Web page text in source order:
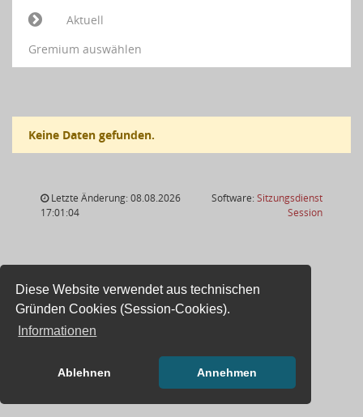
Diese Website verwendet aus technischen
Gründen Cookies (Session-Cookies).
Informationen
Ablehnen Annehmen
Aktuell
Gremium auswählen
Keine Daten gefunden.
Letzte Änderung: 08.08.2026
17:01:04
Software:Sitzungsdienst
Session(Wird in